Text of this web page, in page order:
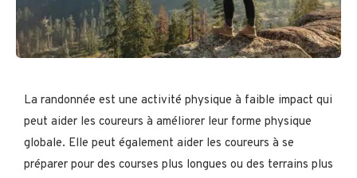
La randonnée est une activité physique à faible impact qui
peut aider les coureurs à améliorer leur forme physique
globale. Elle peut également aider les coureurs à se
préparer pour des courses plus longues ou des terrains plus